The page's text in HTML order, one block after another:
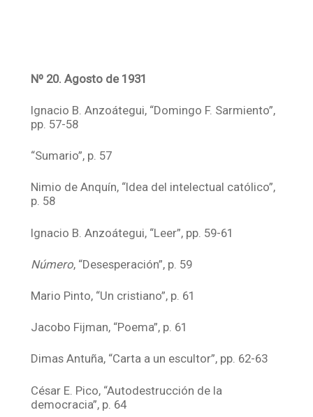
Nº 20. Agosto de 1931
Ignacio B. Anzoátegui, “Domingo F. Sarmiento”,
pp. 57-58
“Sumario”, p. 57
Nimio de Anquín, “Idea del intelectual católico”,
p. 58
Ignacio B. Anzoátegui, “Leer”, pp. 59-61
Número, “Desesperación”, p. 59
Mario Pinto, “Un cristiano”, p. 61
Jacobo Fijman, “Poema”, p. 61
Dimas Antuña, “Carta a un escultor”, pp. 62-63
César E. Pico, “Autodestrucción de la
democracia”, p. 64